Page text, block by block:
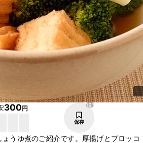
300円 151
保存
うゆ煮のご紹介です。厚揚げとブロッコ